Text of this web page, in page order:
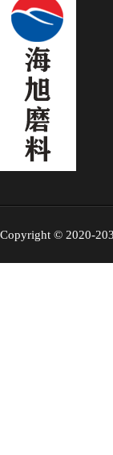
Copyright © 2020-